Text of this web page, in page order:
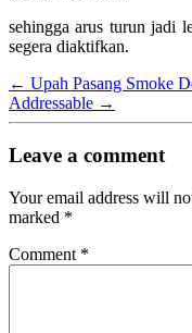
sehingga arus turun jadi
segera diaktifkan.
← Upah Pasang Smoke
Addressable →
Leave a comment
Your email address will
marked *
Comment *